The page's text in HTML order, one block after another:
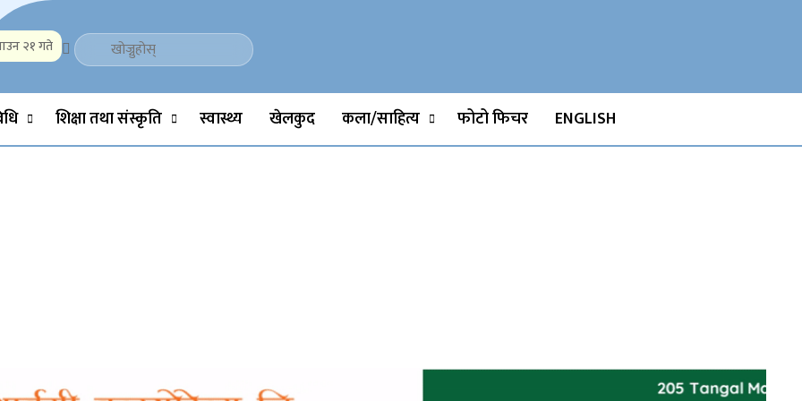
Science, Technology, Social, Media, Sports, Youth, Model Watch, Movies
२१ गते
शिक्षा तथा संस्कृति स्वास्थ्य खेलकुद कला/साहित्य फोटो फिचर ENGLISH